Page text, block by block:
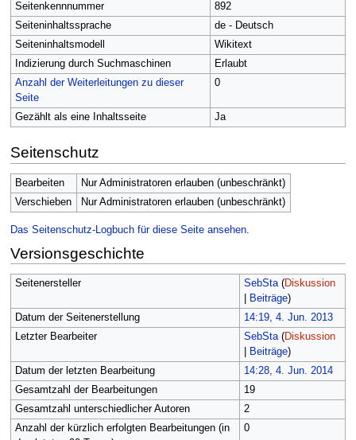
Seitenkennnummer
892
Seiteninhaltssprache
de - Deutsch
Seiteninhaltsmodell
Wikitext
Indizierung durch Suchmaschinen
Erlaubt
Anzahl der Weiterleitungen zu dieser
Seite
0
Gezählt als eine Inhaltsseite Ja
Seitenschutz
Bearbeiten
Nur Administratoren erlauben (unbeschränkt)
Verschieben
Nur Administratoren erlauben (unbeschränkt)
Das Seitenschutz-Logbuch für diese Seite ansehen.
Versionsgeschichte
Seitenersteller SebSta (Diskussion
Beiträge)
Datum der Seitenerstellung
14:19, 4. Jun. 2013
Letzter Bearbeiter
SebSta (Diskussion
Beiträge)
Datum der letzten Bearbeitung
14:28, 4. Jun. 2014
Gesamtzahl der Bearbeitungen
19
Gesamtzahl unterschiedlicher Autoren
2
Anzahl der kürzlich erfolgten Bearbeitungen (in
0